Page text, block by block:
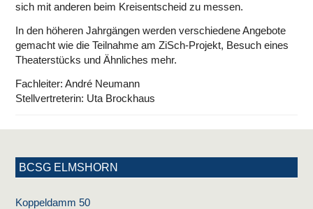
sich mit anderen beim Kreisentscheid zu messen.
In den höheren Jahrgängen werden verschiedene Angebote
gemacht wie die Teilnahme am ZiSch-Projekt, Besuch eines
Theaterstücks und Ähnliches mehr.
Fachleiter: André Neumann
Stellvertreterin: Uta Brockhaus
BCSG ELMSHORN
Koppeldamm 50